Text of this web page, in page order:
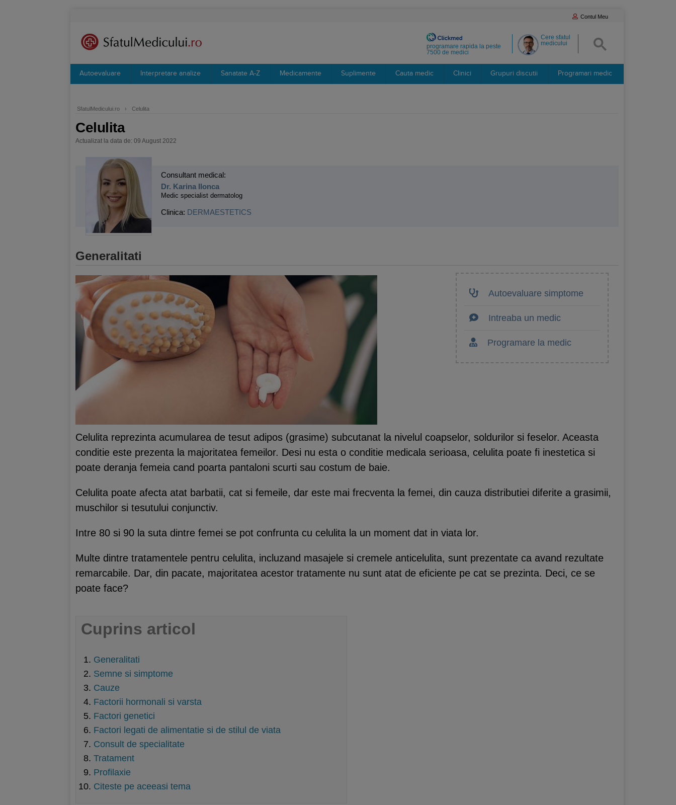
Contul Meu
Cere sfatul
medicului
programare rapida la peste
7500 de medici
Autoevaluare Interpretare analize Sanatate A-Z Medicamente Suplimente Cauta medic Clinici Grupuri discutii Programari medic
SfatulMedicului.ro › Celulita
Celulita
Actualizat la data de: 09 August 2022
Consultant medical:
Dr. Karina Ilonca
Medic specialist dermatolog
Clinica: DERMAESTETICS
Generalitati
Autoevaluare simptome
Intreaba un medic
Programare la medic
Celulita reprezinta acumularea de tesut adipos (grasime) subcutanat la nivelul coapselor, soldurilor si feselor. Aceasta
conditie este prezenta la majoritatea femeilor. Desi nu esta o conditie medicala serioasa, celulita poate fi inestetica si
poate deranja femeia cand poarta pantaloni scurti sau costum de baie.
Celulita poate afecta atat barbatii, cat si femeile, dar este mai frecventa la femei, din cauza distributiei diferite a grasimii,
muschilor si tesutului conjunctiv.
Intre 80 si 90 la suta dintre femei se pot confrunta cu celulita la un moment dat in viata lor.
Multe dintre tratamentele pentru celulita, incluzand masajele si cremele anticelulita, sunt prezentate ca avand rezultate
remarcabile. Dar, din pacate, majoritatea acestor tratamente nu sunt atat de eficiente pe cat se prezinta. Deci, ce se
poate face?
Cuprins articol
Generalitati
Semne si simptome
Cauze
Factorii hormonali si varsta
Factori genetici
Factori legati de alimentatie si de stilul de viata
Consult de specialitate
Tratament
Profilaxie
Citeste pe aceeasi tema